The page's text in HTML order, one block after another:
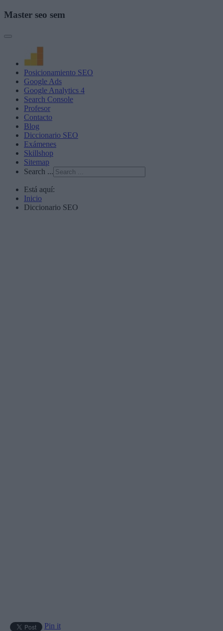
Master seo sem
Posicionamiento SEO
Google Ads
Google Analytics 4
Search Console
Profesor
Contacto
Blog
Diccionario SEO
Exámenes
Skillshop
Sitemap
Search ...
Está aquí:
Inicio
Diccionario SEO
Pin it